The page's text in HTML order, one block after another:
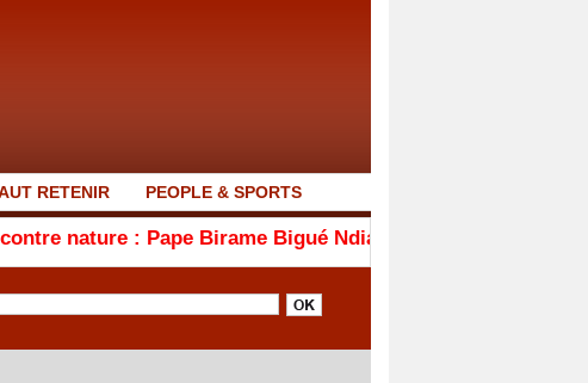
RETENIR PEOPLE & SPORTS
: Pape Birame Bigué Ndiaye blanchi par le juge d’instruction